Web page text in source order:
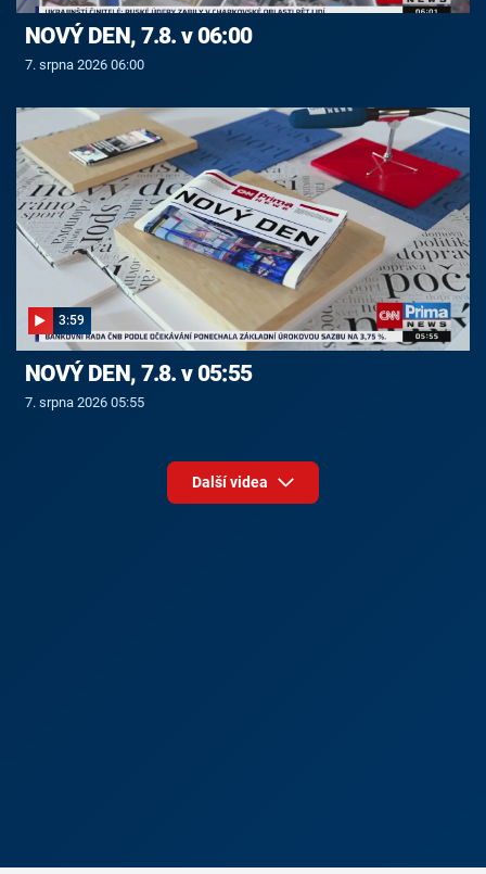
NOVÝ DEN, 7.8. v 06:00
7. srpna 2026 06:00
3:59
NOVÝ DEN, 7.8. v 05:55
7. srpna 2026 05:55
Další videa